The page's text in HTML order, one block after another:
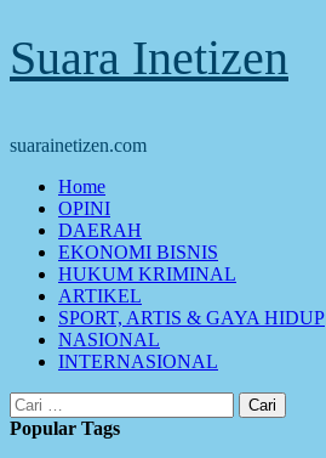
Suara Inetizen
suarainetizen.com
Primary
Menu
Home
OPINI
DAERAH
EKONOMI BISNIS
HUKUM KRIMINAL
ARTIKEL
SPORT, ARTIS & GAYA HIDUP
NASIONAL
INTERNASIONAL
Cari
untuk:
Popular Tags